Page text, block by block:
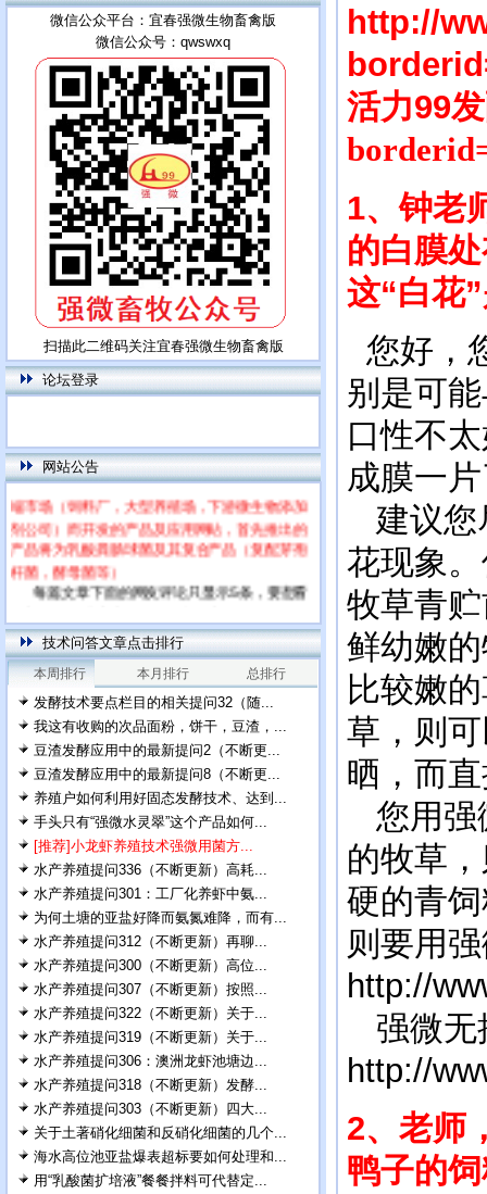
微信公众平台：宜春强微生物畜禽版
微信公众号：qwswxq
扫描此二维码关注宜春强微生物畜禽版
论坛登录
网站公告
本网站为饲用乳酸菌特别网站，专门针对高
剂公司）而开发的产品及应用网站，首先推出的
产品将为乳酸粪肠球菌及其复合产品（复配芽孢
杆菌，酵母菌等）
每篇文章下面的网友评论只显示5条，要想看
全部评论，请点击网友评论框右上角的“更多”
技术问答文章点击排行
本周排行 本月排行 总排行
发酵技术要点栏目的相关提问32（随...
我这有收购的次品面粉，饼干，豆渣，...
豆渣发酵应用中的最新提问2（不断更...
豆渣发酵应用中的最新提问8（不断更...
养殖户如何利用好固态发酵技术、达到...
手头只有“强微水灵翠”这个产品如何...
[推荐]小龙虾养殖技术强微用菌方...
水产养殖提问336（不断更新）高耗...
水产养殖提问301：工厂化养虾中氨...
为何土塘的亚盐好降而氨氮难降，而有...
水产养殖提问312（不断更新）再聊...
水产养殖提问300（不断更新）高位...
水产养殖提问307（不断更新）按照...
水产养殖提问322（不断更新）关于...
水产养殖提问319（不断更新）关于...
水产养殖提问306：澳洲龙虾池塘边...
水产养殖提问318（不断更新）发酵...
水产养殖提问303（不断更新）四大...
关于土著硝化细菌和反硝化细菌的几个...
海水高位池亚盐爆表超标要如何处理和...
用“乳酸菌扩培液”餐餐拌料可代替定...
http://
活力99
1、钟老
的白膜
这“白花
您好，
别是可
口性不
成膜一
建议您
花现象
牧草青
鲜幼嫩
比较嫩
草，则
晒，而
您用强
的牧草
硬的青
则要用
http://
强微无
http://
2、老师
鸭子的